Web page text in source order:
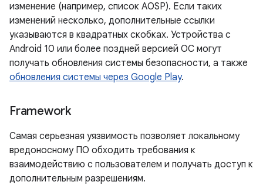
изменение (например, список AOSP). Если таких
изменений несколько, дополнительные ссылки
указываются в квадратных скобках. Устройства с
Android 10 или более поздней версией ОС могут
получать обновления системы безопасности, а также
обновления системы через Google Play.
Framework
Самая серьезная уязвимость позволяет локальному
вредоносному ПО обходить требования к
взаимодействию с пользователем и получать доступ к
дополнительным разрешениям.